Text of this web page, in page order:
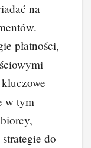
na
płatności,
w tym
do